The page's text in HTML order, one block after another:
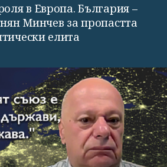
в Европа. България –
Минчев за пропастта
елита